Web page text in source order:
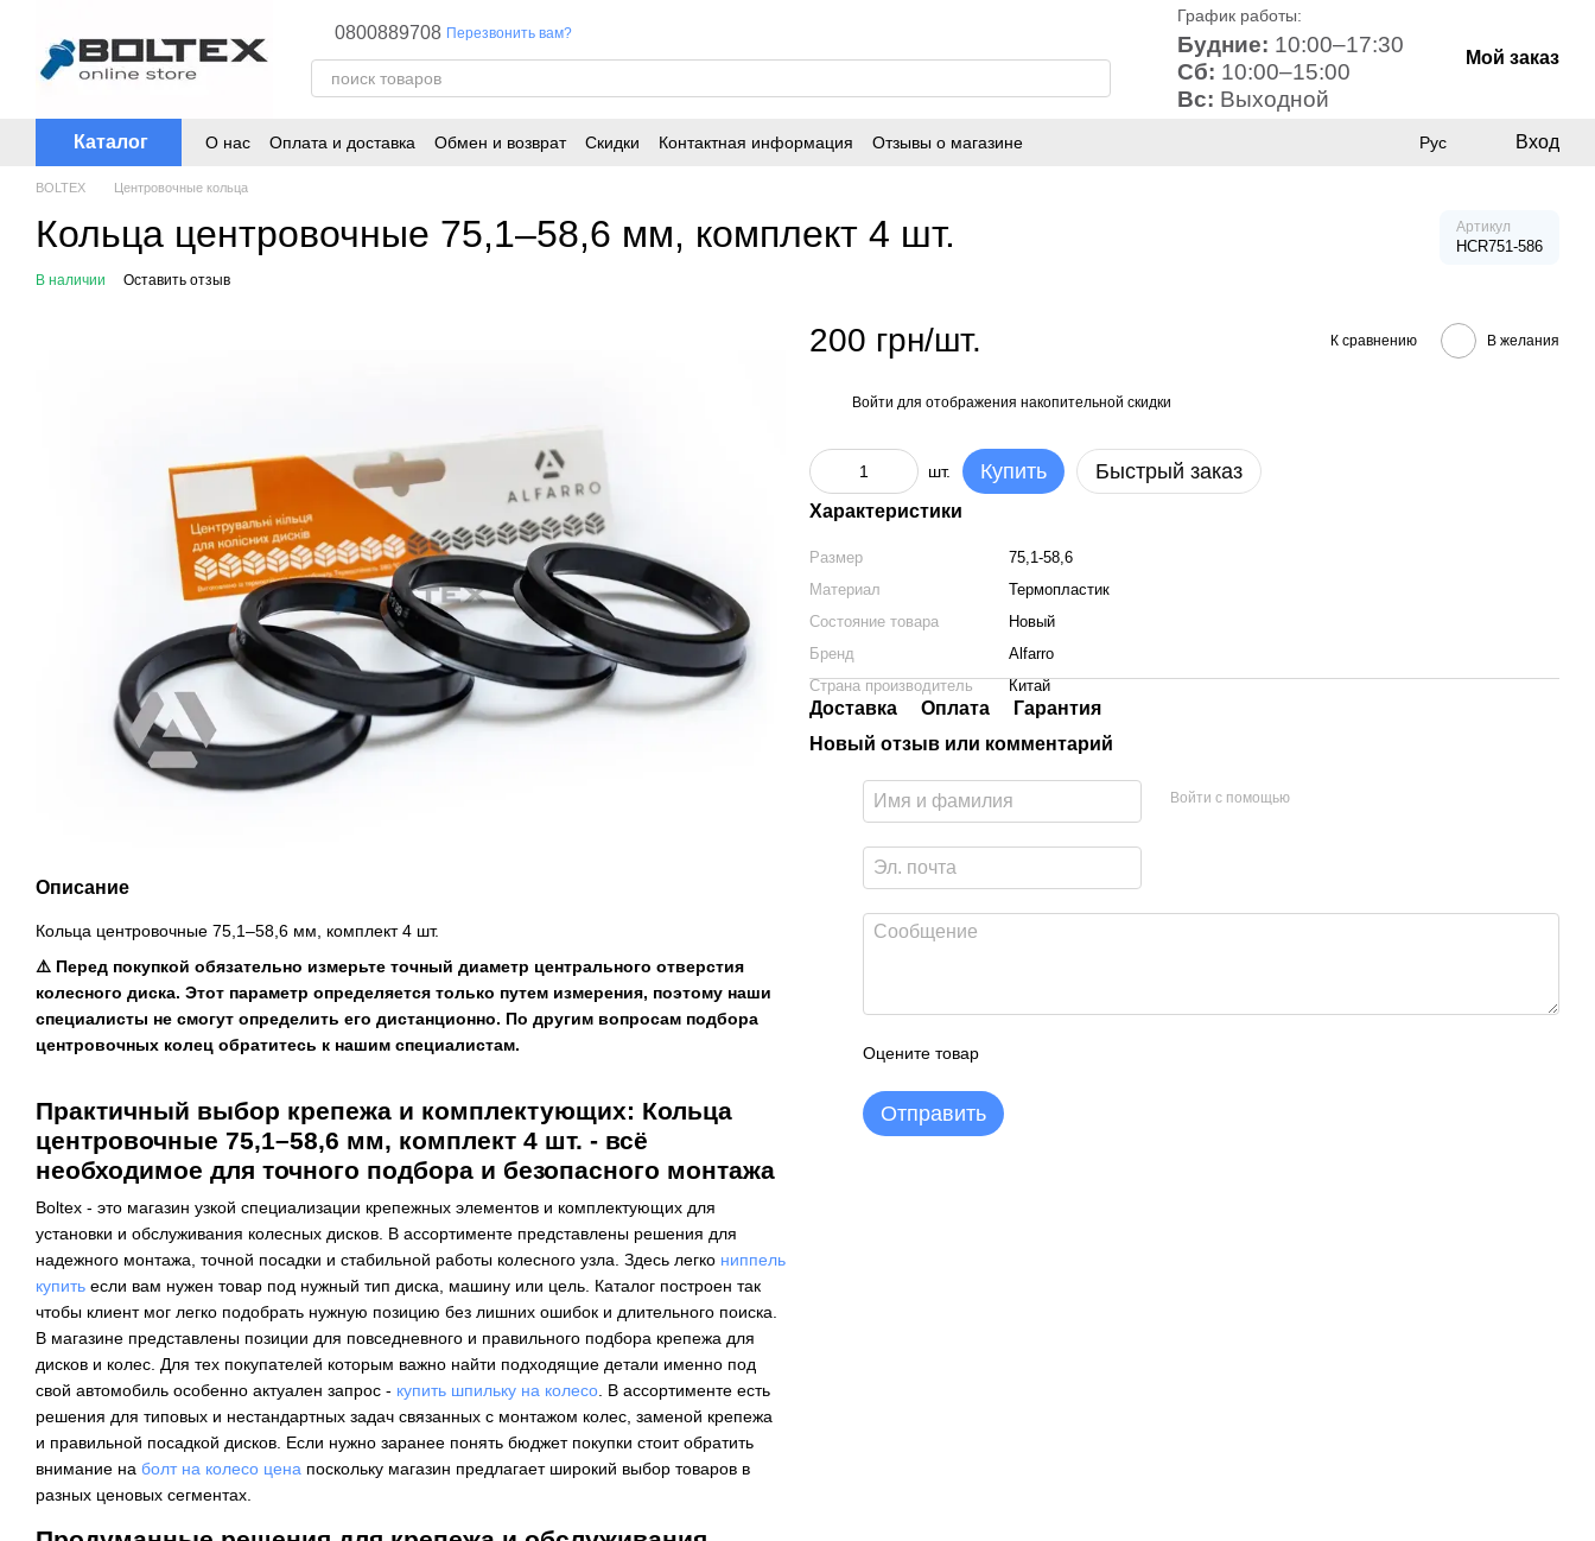
0800889708 Перезвонить вам?
График работы:
Будние: 10:00–17:30
Сб: 10:00–15:00
Вс: Выходной
Мой заказ
Каталог О нас Оплата и доставка Обмен и возврат Скидки Контактная информация Отзывы о магазине Рус Вход
BOLTEX Центровочные кольца
Кольца центровочные 75,1–58,6 мм, комплект 4 шт. Артикул
HCR751-586
В наличии Оставить отзыв
Описание
Кольца центровочные 75,1–58,6 мм, комплект 4 шт.
⚠️ Перед покупкой обязательно измерьте точный диаметр центрального отверстия
колесного диска. Этот параметр определяется только путем измерения, поэтому наши
специалисты не смогут определить его дистанционно. По другим вопросам подбора
центровочных колец обратитесь к нашим специалистам.
Практичный выбор крепежа и комплектующих: Кольца
центровочные 75,1–58,6 мм, комплект 4 шт. - всё
необходимое для точного подбора и безопасного монтажа
Boltex - это магазин узкой специализации крепежных элементов и комплектующих для
установки и обслуживания колесных дисков. В ассортименте представлены решения для
надежного монтажа, точной посадки и стабильной работы колесного узла. Здесь легко ниппель
купить если вам нужен товар под нужный тип диска, машину или цель. Каталог построен так
чтобы клиент мог легко подобрать нужную позицию без лишних ошибок и длительного поиска.
В магазине представлены позиции для повседневного и правильного подбора крепежа для
дисков и колес. Для тех покупателей которым важно найти подходящие детали именно под
свой автомобиль особенно актуален запрос - купить шпильку на колесо. В ассортименте есть
решения для типовых и нестандартных задач связанных с монтажом колес, заменой крепежа
и правильной посадкой дисков. Если нужно заранее понять бюджет покупки стоит обратить
внимание на болт на колесо цена поскольку магазин предлагает широкий выбор товаров в
разных ценовых сегментах.
200 грн/шт. К сравнению В желания
Войти для отображения накопительной скидки
шт. Купить Быстрый заказ
Характеристики
Размер
75,1-58,6
Материал
Термопластик
Состояние товара
Новый
Бренд
Alfarro
Страна производитель
Китай
Доставка Оплата
Гарантия
Новый отзыв или комментарий
Войти с помощью
Оцените товар
Отправить